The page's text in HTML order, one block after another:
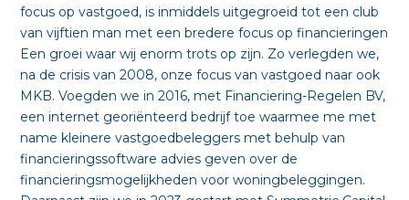
focus op vastgoed, is inmiddels uitgegroeid tot een club
van vijftien man met een bredere focus op financieringen
Een groei waar wij enorm trots op zijn. Zo verlegden we,
na de crisis van 2008, onze focus van vastgoed naar ook
MKB. Voegden we in 2016, met Financiering-Regelen BV,
een internet georiënteerd bedrijf toe waarmee me met
name kleinere vastgoedbeleggers met behulp van
financieringssoftware advies geven over de
financieringsmogelijkheden voor woningbeleggingen.